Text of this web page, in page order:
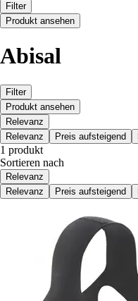
Filter
Produkt ansehen
Abisal
Filter
Produkt ansehen
Relevanz
Relevanz
Preis aufsteigend
1 produkt
Sortieren nach
Relevanz
Relevanz
Preis aufsteigend